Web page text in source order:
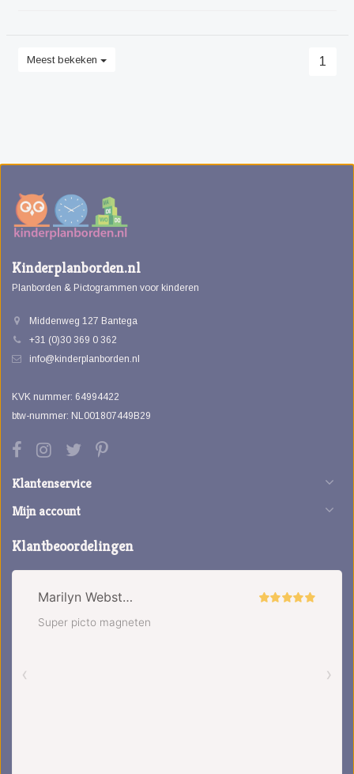
Meest bekeken 1
Kinderplanborden.nl
Planborden & Pictogrammen voor kinderen
Middenweg 127 Bantega
+31 (0)30 369 0 362
info@kinderplanborden.nl
KVK nummer: 64994422
btw-nummer: NL001807449B29
Klantenservice
Mijn account
Klantbeoordelingen